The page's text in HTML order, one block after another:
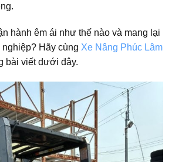
hành êm ái như thế nào và mang lại
Hãy cùng Xe Nâng Phúc Lâm
bài viết dưới đây.